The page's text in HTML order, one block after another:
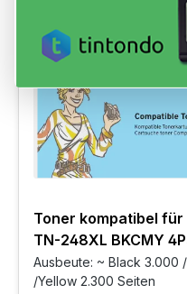
Toner kompatibel
TN-248XL BKCMY
Ausbeute: ~ Black 3.000
/Yellow 2.300 Seiten